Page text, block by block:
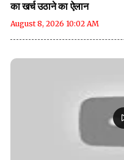
का खर्च उठाने का ऐलान
August 8, 2026 10:02 AM